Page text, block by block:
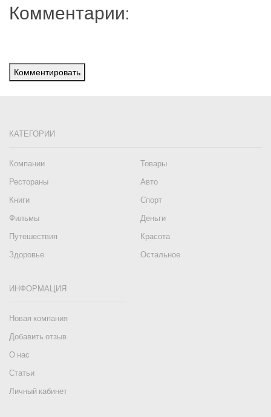
Комментарии:
Комментировать
КАТЕГОРИИ
Компании
Товары
Рестораны
Авто
Книги
Спорт
Фильмы
Деньги
Путешествия
Красота
Здоровье
Остальное
ИНФОРМАЦИЯ
Новая компания
Добавить отзыв
О нас
Статьи
Личный кабинет